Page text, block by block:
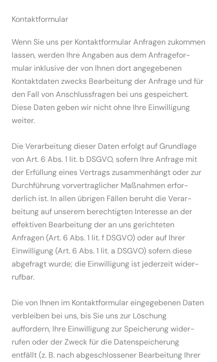
Kontakt­for­mular
Wenn Sie uns per Kontakt­for­mular Anfragen zukommen
lassen, werden Ihre Angaben aus dem Anfra­ge­for­
mular inklusive der von Ihnen dort angege­benen
Kontakt­daten zwecks Bearbeitung der Anfrage und für
den Fall von Anschluss­fragen bei uns gespei­chert.
Diese Daten geben wir nicht ohne Ihre Einwil­ligung
weiter.
Die Verar­beitung dieser Daten erfolgt auf Grundlage
von Art. 6 Abs. 1 lit. b DSGVO, sofern Ihre Anfrage mit
der Erfüllung eines Vertrags zusam­men­hängt oder zur
Durch­führung vorver­trag­licher Maßnahmen erfor­
derlich ist. In allen übrigen Fällen beruht die Verar­
beitung auf unserem berech­tigten Interesse an der
effek­tiven Bearbeitung der an uns gerich­teten
Anfragen (Art. 6 Abs. 1 lit. f DSGVO) oder auf Ihrer
Einwil­ligung (Art. 6 Abs. 1 lit. a DSGVO) sofern diese
abgefragt wurde; die Einwil­ligung ist jederzeit wider­
rufbar.
Die von Ihnen im Kontakt­for­mular einge­ge­benen Daten
verbleiben bei uns, bis Sie uns zur Löschung
auffordern, Ihre Einwil­ligung zur Speicherung wider­
rufen oder der Zweck für die Daten­spei­cherung
entfällt (z. B. nach abgeschlos­sener Bearbeitung Ihrer